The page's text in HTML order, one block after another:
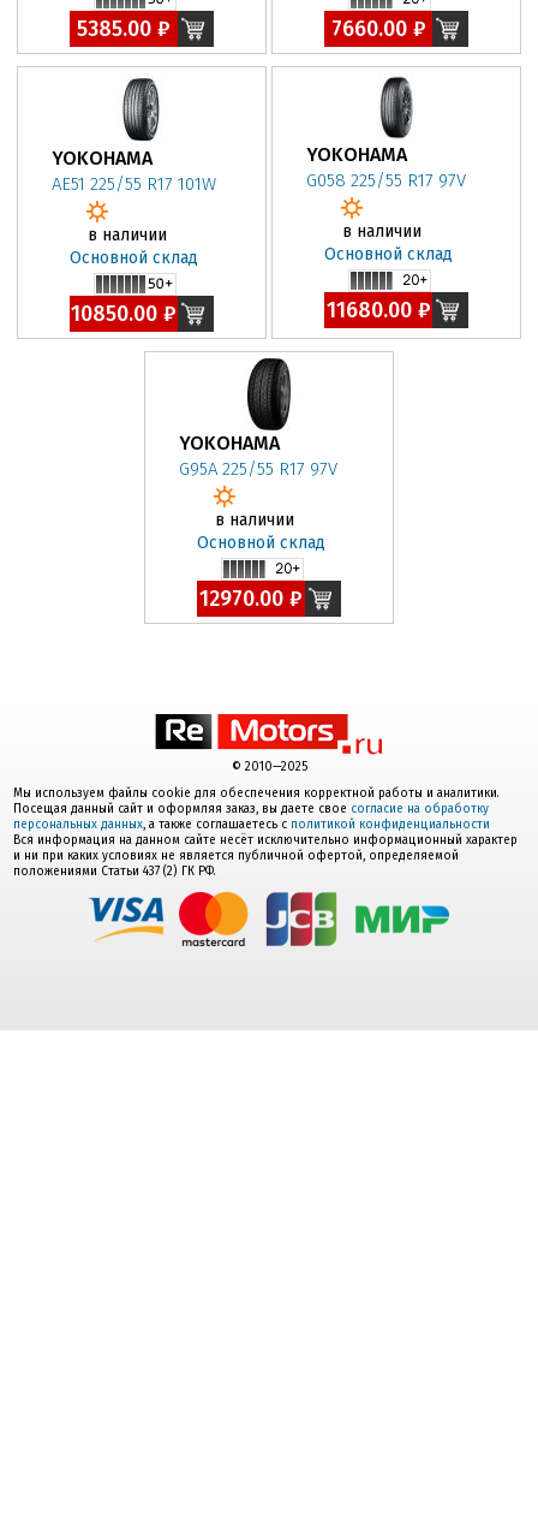
5385.00 ₽ 7660.00 ₽
YOKOHAMA
AE51 225/55 R17 101W
в наличии
Основной склад
10850.00 ₽
YOKOHAMA
G058 225/55 R17 97V
в наличии
Основной склад
11680.00 ₽
YOKOHAMA
G95A 225/55 R17 97V
в наличии
Основной склад
12970.00 ₽
© 2010—2025
Мы используем файлы cookie для обеспечения корректной работы и аналитики.
Посещая данный сайт и оформляя заказ, вы даете свое согласие на обработку
персональных данных, а также соглашаетесь с политикой конфиденциальности
Вся информация на данном сайте несёт исключительно информационный характер
и ни при каких условиях не является публичной офертой, определяемой
положениями Статьи 437 (2) ГК РФ.